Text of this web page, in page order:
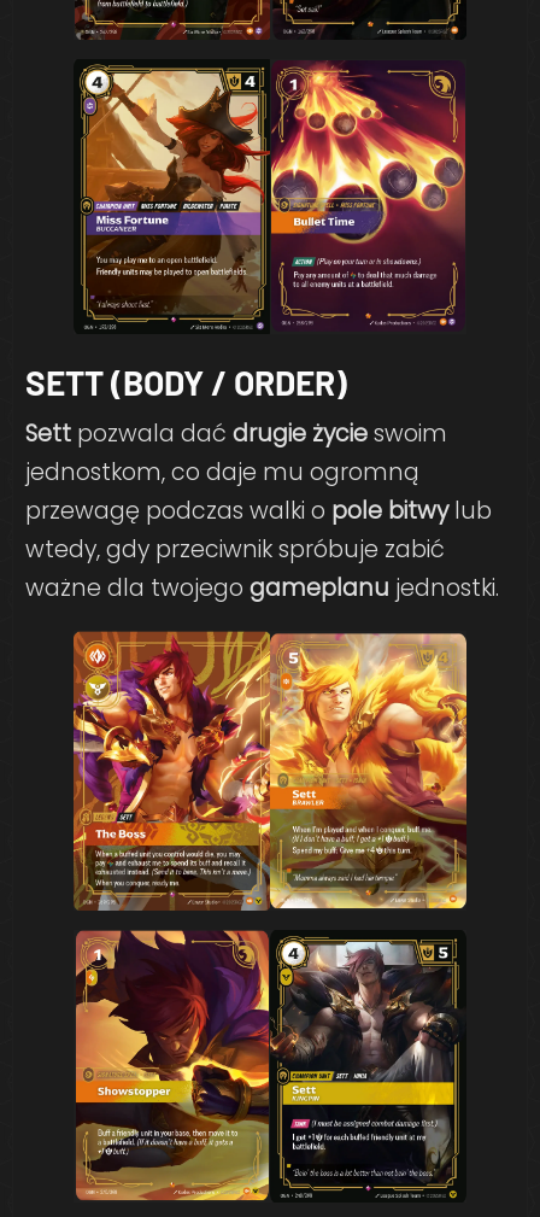
SETT (BODY / ORDER)
Sett pozwala dać drugie życieswoim
jednostkom, co daje mu ogromną
przewagę podczas walki o pole bitwylub
wtedy, gdy przeciwnik spróbuje zabić
ważne dla twojego gameplanu jednostki.